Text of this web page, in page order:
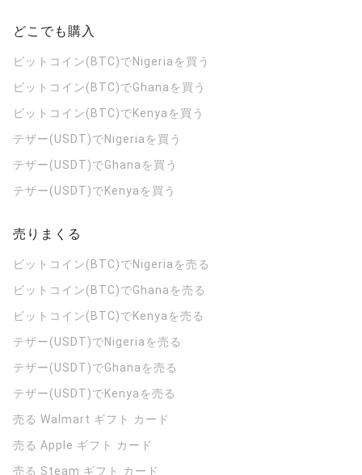
どこでも購入
ビットコイン(BTC)でNigeriaを買う
ビットコイン(BTC)でGhanaを買う
ビットコイン(BTC)でKenyaを買う
テザー(USDT)でNigeriaを買う
テザー(USDT)でGhanaを買う
テザー(USDT)でKenyaを買う
売りまくる
ビットコイン(BTC)でNigeriaを売る
ビットコイン(BTC)でGhanaを売る
ビットコイン(BTC)でKenyaを売る
テザー(USDT)でNigeriaを売る
テザー(USDT)でGhanaを売る
テザー(USDT)でKenyaを売る
売る Walmart ギフト カード
売る Apple ギフト カード
売る Steam ギフト カード